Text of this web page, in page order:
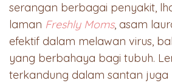
serangan berbagai penyakit,
laman Freshly Moms, asam
efektif dalam melawan virus,
yang berbahaya bagi tubuh.
terkandung dalam santan